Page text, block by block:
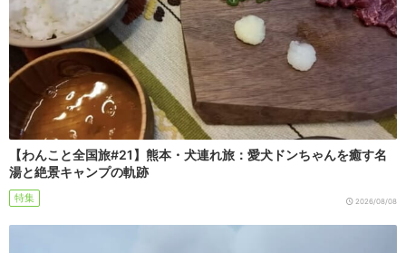
【わんこと全国旅#21】熊本・犬連れ旅：愛犬ドンちゃんを癒す名
湯と絶景キャンプの軌跡
特集 2026/08/08